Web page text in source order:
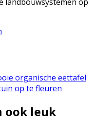
organische eettafel
op te fleuren
ook leuk